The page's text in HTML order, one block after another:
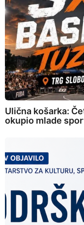
Ulična košarka:
okupio mlade